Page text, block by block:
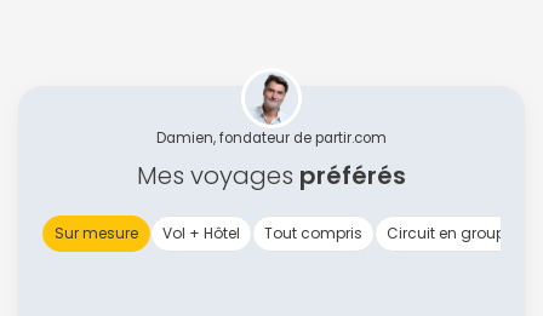
Damien, fondateur de partir.com
Mes voyages préférés
Sur mesure Vol + Hôtel Tout compris Circuit en groupe